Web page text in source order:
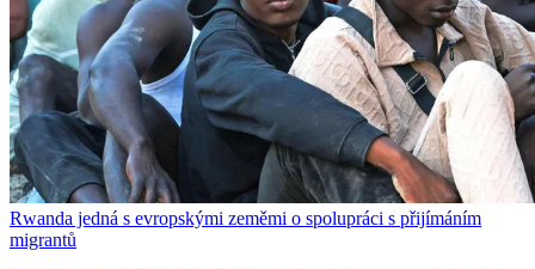
Rwanda jedná s evropskými zeměmi o spolupráci s přijímáním
migrantů